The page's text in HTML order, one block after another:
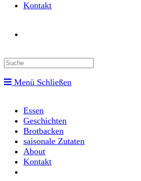
Kontakt
website
Menü Schließen
Essen
Geschichten
Brotbacken
saisonale Zutaten
About
Kontakt